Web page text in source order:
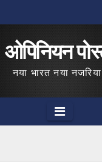
ओपिनियन
नया भारत नया नजरिया